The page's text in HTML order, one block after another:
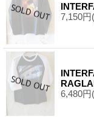
7,150円
6,480円